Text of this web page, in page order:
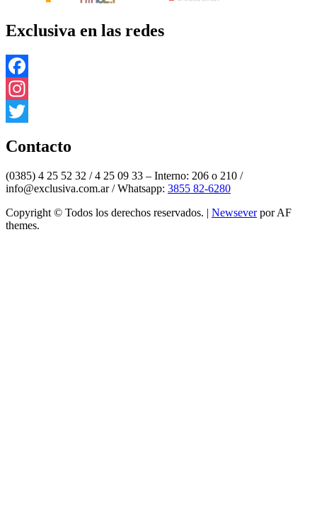
Exclusiva en las redes
Facebook
Instagram
Contacto
(0385) 4 25 52 32 / 4 25 09 33 – Interno: 206 o 210 /
info@exclusiva.com.ar / Whatsapp: 3855 82-6280
Copyright © Todos los derechos reservados.
Newseverpor AF
themes.